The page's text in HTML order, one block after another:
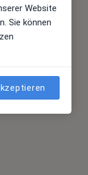
Website
Sie können